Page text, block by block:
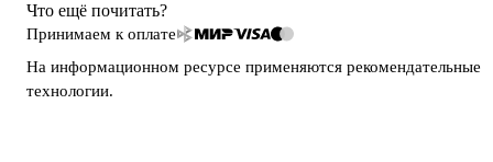
Что ещё почитать?
Принимаем к оплате
На информационном ресурсе применяются рекомендательные
технологии.